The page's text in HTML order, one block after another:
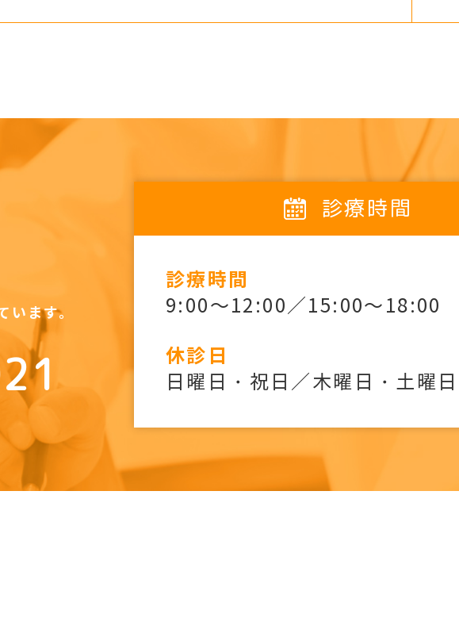
います。
診療時間
診療時間
9:00～12:00／15:00～18:00
休診日
日曜日・祝日／木曜日・土曜